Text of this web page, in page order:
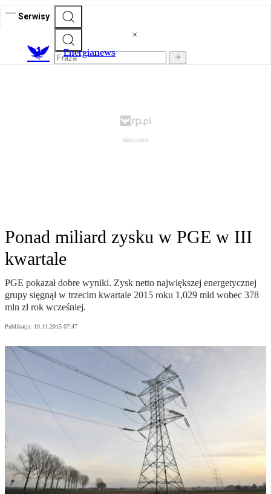
Serwisy
Energianews
Ponad miliard zysku w PGE w III
kwartale
PGE pokazał dobre wyniki. Zysk netto największej energetycznej
grupy sięgnął w trzecim kwartale 2015 roku 1,029 mld wobec 378
mln zł rok wcześniej.
Publikacja: 10.11.2015 07:47